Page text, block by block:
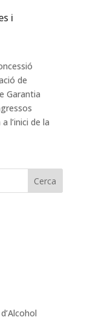
i
de
Garantia
l’inici de la
Cerca